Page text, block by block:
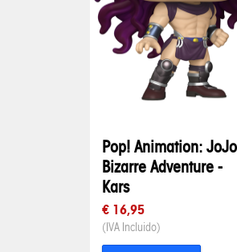
Pop! Animation:
Bizarre Adventure -
Kars
€ 16,95
(IVA Incluido)